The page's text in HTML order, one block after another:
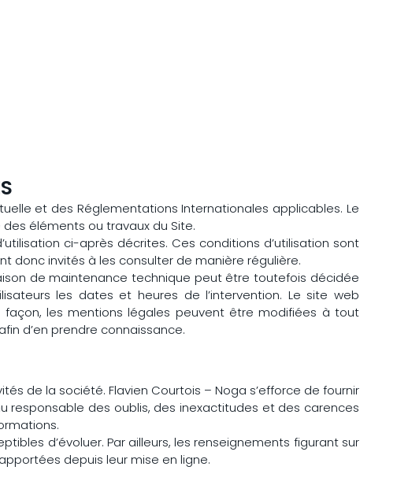
et des Réglementations Internationales applicables. Le
éléments ou travaux du Site.
ci-après décrites. Ces conditions d’utilisation sont
donc invités à les consulter de manière régulière.
de maintenance technique peut être toutefois décidée
les dates et heures de l’intervention. Le site web
les mentions légales peuvent être modifiées à tout
d’en prendre connaissance.
de la société. Flavien Courtois – Noga s’efforce de fournir
responsable des oublis, des inexactitudes et des carences
d’évoluer. Par ailleurs, les renseignements figurant sur
depuis leur mise en ligne.